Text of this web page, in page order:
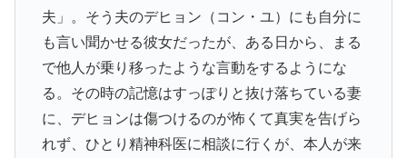
夫」。そう夫のデヒョン（コン・ユ）にも自分に
も言い聞かせる彼女だったが、ある日から、まる
で他人が乗り移ったような言動をするようにな
る。その時の記憶はすっぽりと抜け落ちている妻
に、デヒョンは傷つけるのが怖くて真実を告げら
れず、ひとり精神科医に相談に行くが、本人が来